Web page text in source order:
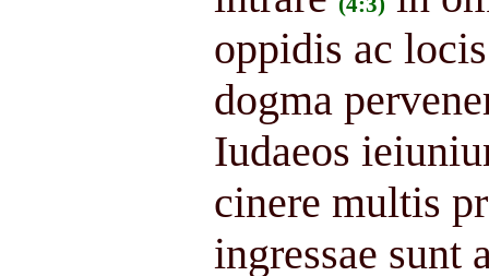
oppidis ac
dogma
Iudaeos
cinere multis
ingressae sunt